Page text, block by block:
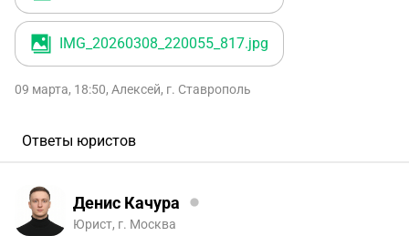
IMG_20260308_220055_817.jpg
09 марта, 18:50, Алексей, г. Ставрополь
Ответы юристов
Денис Качура
Юрист, г. Москва